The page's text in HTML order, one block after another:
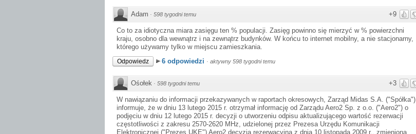
+9
Adam · 598 tygodni temu
Co to za idiotyczna miara zasięgu ten % populacji. Zasięg powinno się mierzyć w % powierzchni
kraju, osobno dla wewnątrz i na zewnątrz budynków. W końcu to internet mobilny, a nie stacjonarny,
którego używamy tylko w miejscu zamieszkania.
Odpowiedz 6 odpowiedzi · aktywny 598 tygodni temu
+3
Ośołek · 598 tygodni temu
W nawiązaniu do informacji przekazywanych w raportach okresowych, Zarząd Midas S.A. ("Spółka")
informuje, że w dniu 13 lutego 2015 r. otrzymał informację od Zarządu Aero2 Sp. z o.o. ("Aero2") o
podjęciu w dniu 12 lutego 2015 r. decyzji o utworzeniu odpisu aktualizującego wartość rezerwacji
częstotliwości z zakresu 2570-2620 MHz, udzielonej przez Prezesa Urzędu Komunikacji
Elektronicznej ("Prezes UKE") Aero2 decyzją rezerwacyjną z dnia 10 listopada 2009 r., zmienioną